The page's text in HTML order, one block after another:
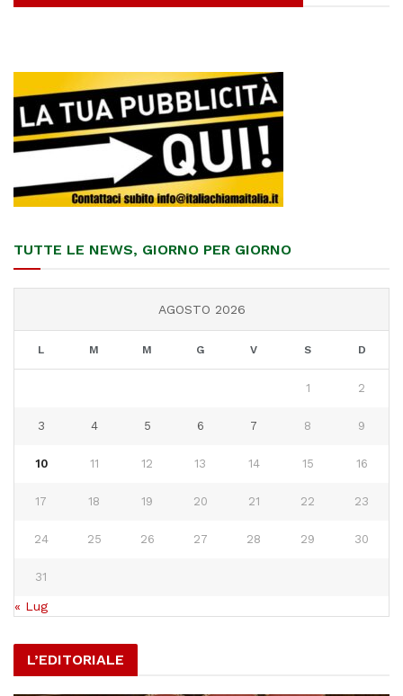
TUTTE LE NEWS, GIORNO PER GIORNO
AGOSTO 2026
L M M G V S D
1 2
3 4 5 6 7 8 9
10 11 12 13 14 15 16
17 18 19 20 21 22 23
24 25 26 27 28 29 30
31
« Lug
L’EDITORIALE